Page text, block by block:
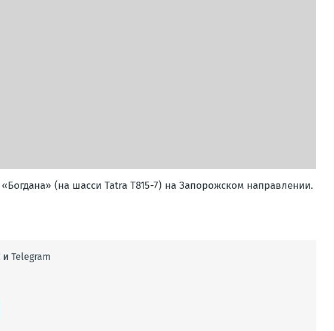
(на шасси Tatra T815-7) на Запорожском направлении.
Telegram